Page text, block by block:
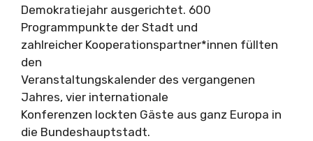
Demokratiejahr ausgerichtet. 600
Programmpunkte der Stadt und
zahlreicher Kooperationspartner*innen füllten
den
Veranstaltungskalender des vergangenen
Jahres, vier internationale
Konferenzen lockten Gäste aus ganz Europa in
die Bundeshauptstadt.